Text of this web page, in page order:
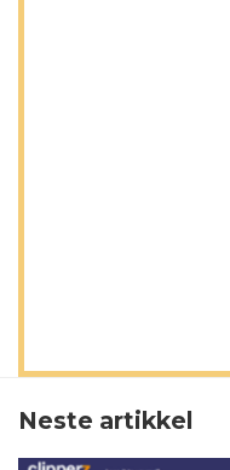
Neste artikkel